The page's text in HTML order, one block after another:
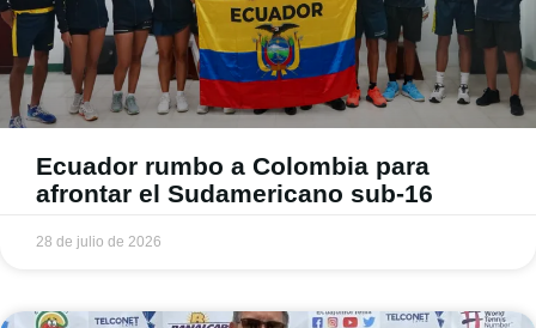
Ecuador rumbo a Colombia para
afrontar el Sudamericano sub-16
28 de julio de 2026